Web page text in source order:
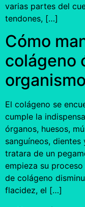
varias partes del
tendones, […]
Cómo
colágeno
organismo
El colágeno se
cumple la
órganos, huesos,
sanguíneos,
tratara de un
empieza su
de colágeno
flacidez, el […]